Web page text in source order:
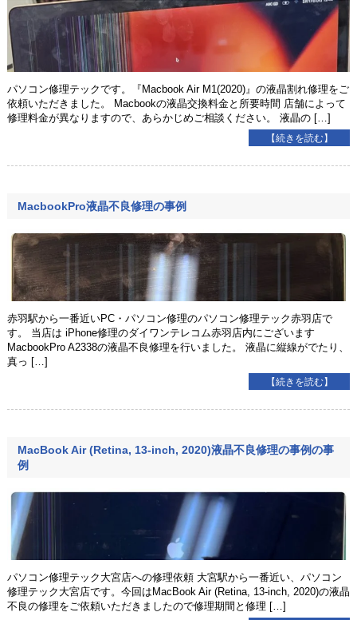
パソコン修理テックです。『Macbook Air M1(2020)』の液晶割れ修理をご
依頼いただきました。 Macbookの液晶交換料金と所要時間 店舗によって
修理料金が異なりますので、あらかじめご相談ください。 液晶の […]
【続きを読む】
MacbookPro液晶不良修理の事例
赤羽駅から一番近いPC・パソコン修理のパソコン修理テック赤羽店で
す。 当店は iPhone修理のダイワンテレコム赤羽店内にございます
MacbookPro A2338の液晶不良修理を行いました。 液晶に縦線がでたり、
真っ […]
【続きを読む】
MacBook Air (Retina, 13-inch, 2020)液晶不良修理の事例の事
例
パソコン修理テック大宮店への修理依頼 大宮駅から一番近い、パソコン
修理テック大宮店です。今回はMacBook Air (Retina, 13-inch, 2020)の液晶
不良の修理をご依頼いただきましたので修理期間と修理 […]